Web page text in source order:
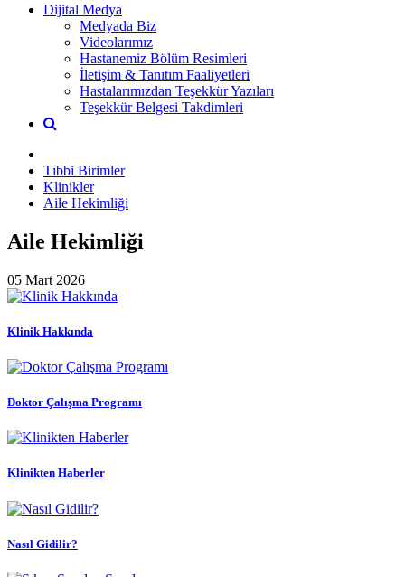
Dijital Medya
Medyada Biz
Videolarımız
Hastanemiz Bölüm Resimleri
İletişim & Tanıtım Faaliyetleri
Hastalarımızdan Teşekkür Yazıları
Teşekkür Belgesi Takdimleri
Tıbbi Birimler
Klinikler
Aile Hekimliği
Aile Hekimliği
05 Mart 2026
Klinik Hakkında
Doktor Çalışma Programı
Klinikten Haberler
Nasıl Gidilir?